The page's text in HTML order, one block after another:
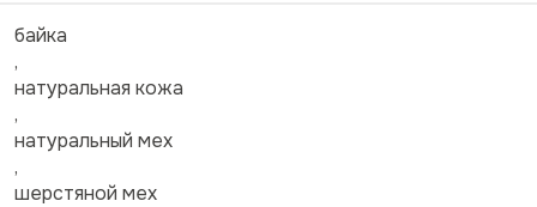
байка
,
натуральная кожа
,
натуральный мех
,
шерстяной мех